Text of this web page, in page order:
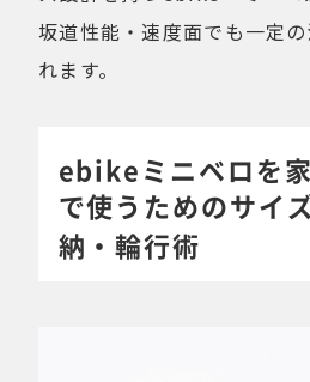
坂道性能・速度面でも一定
れます。
ebikeミニベロを
で使うためのサイ
納・輪行術